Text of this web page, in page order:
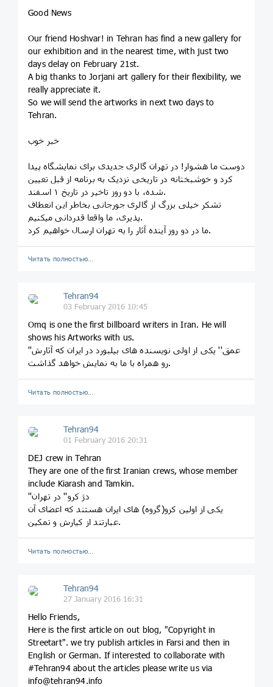
Good News
Our friend Hoshvar! in Tehran has find a new gallery for
our exhibition and in the nearest time, with just two
days delay on February 21st.
A big thanks to Jorjani art gallery for their flexibility, we
really appreciate it.
So we will send the artworks in next two days to
Tehran.
خبر خوب
دوست ما هشوار! در تهران گالری جدیدی برای نمایشگاه پیدا
کرد و خوشبختانه در تاریخی نزدیک به برنامه از قبل تعیین
شده، با دو روز تاخیر در تاریخ ۱ اسفند.
تشکر خیلی بزرگ از گالری جورجانی بخاطر این انعطاف
پذیری، ما واقعا قدردانی میکنیم.
ما در دو روز آینده آثار را به تهران ارسال خواهیم کرد.
Читать полностью…
Tehran94
03 February 2016 10:45
Omq is one the first billboard writers in Iran. He will
shows his Artworks with us.
''عمق'' یکی از اولی نویسنده های بیلبورد در ایران که آثارش
رو همراه با ما به نمایش خواهد گذاشت.
Читать полностью…
Tehran94
01 February 2016 20:31
DEJ crew​ in Tehran
They are one of the first Iranian crews, whose member
include Kiarash and Tamkin.
''دژ کرو'' در تهران
یکی از اولین کرو(گروه) های ایران هستند که اعضای آن
عبارتند از کیارش و تمکین.
Читать полностью…
Tehran94
27 January 2016 16:31
Hello Friends,
Here is the first article on out blog, "Copyright in
Streetart". we try publish articles in Farsi and then in
English or German. If interested to collaborate with
#‎Tehran94 about the articles please write us via
info@tehran94.info